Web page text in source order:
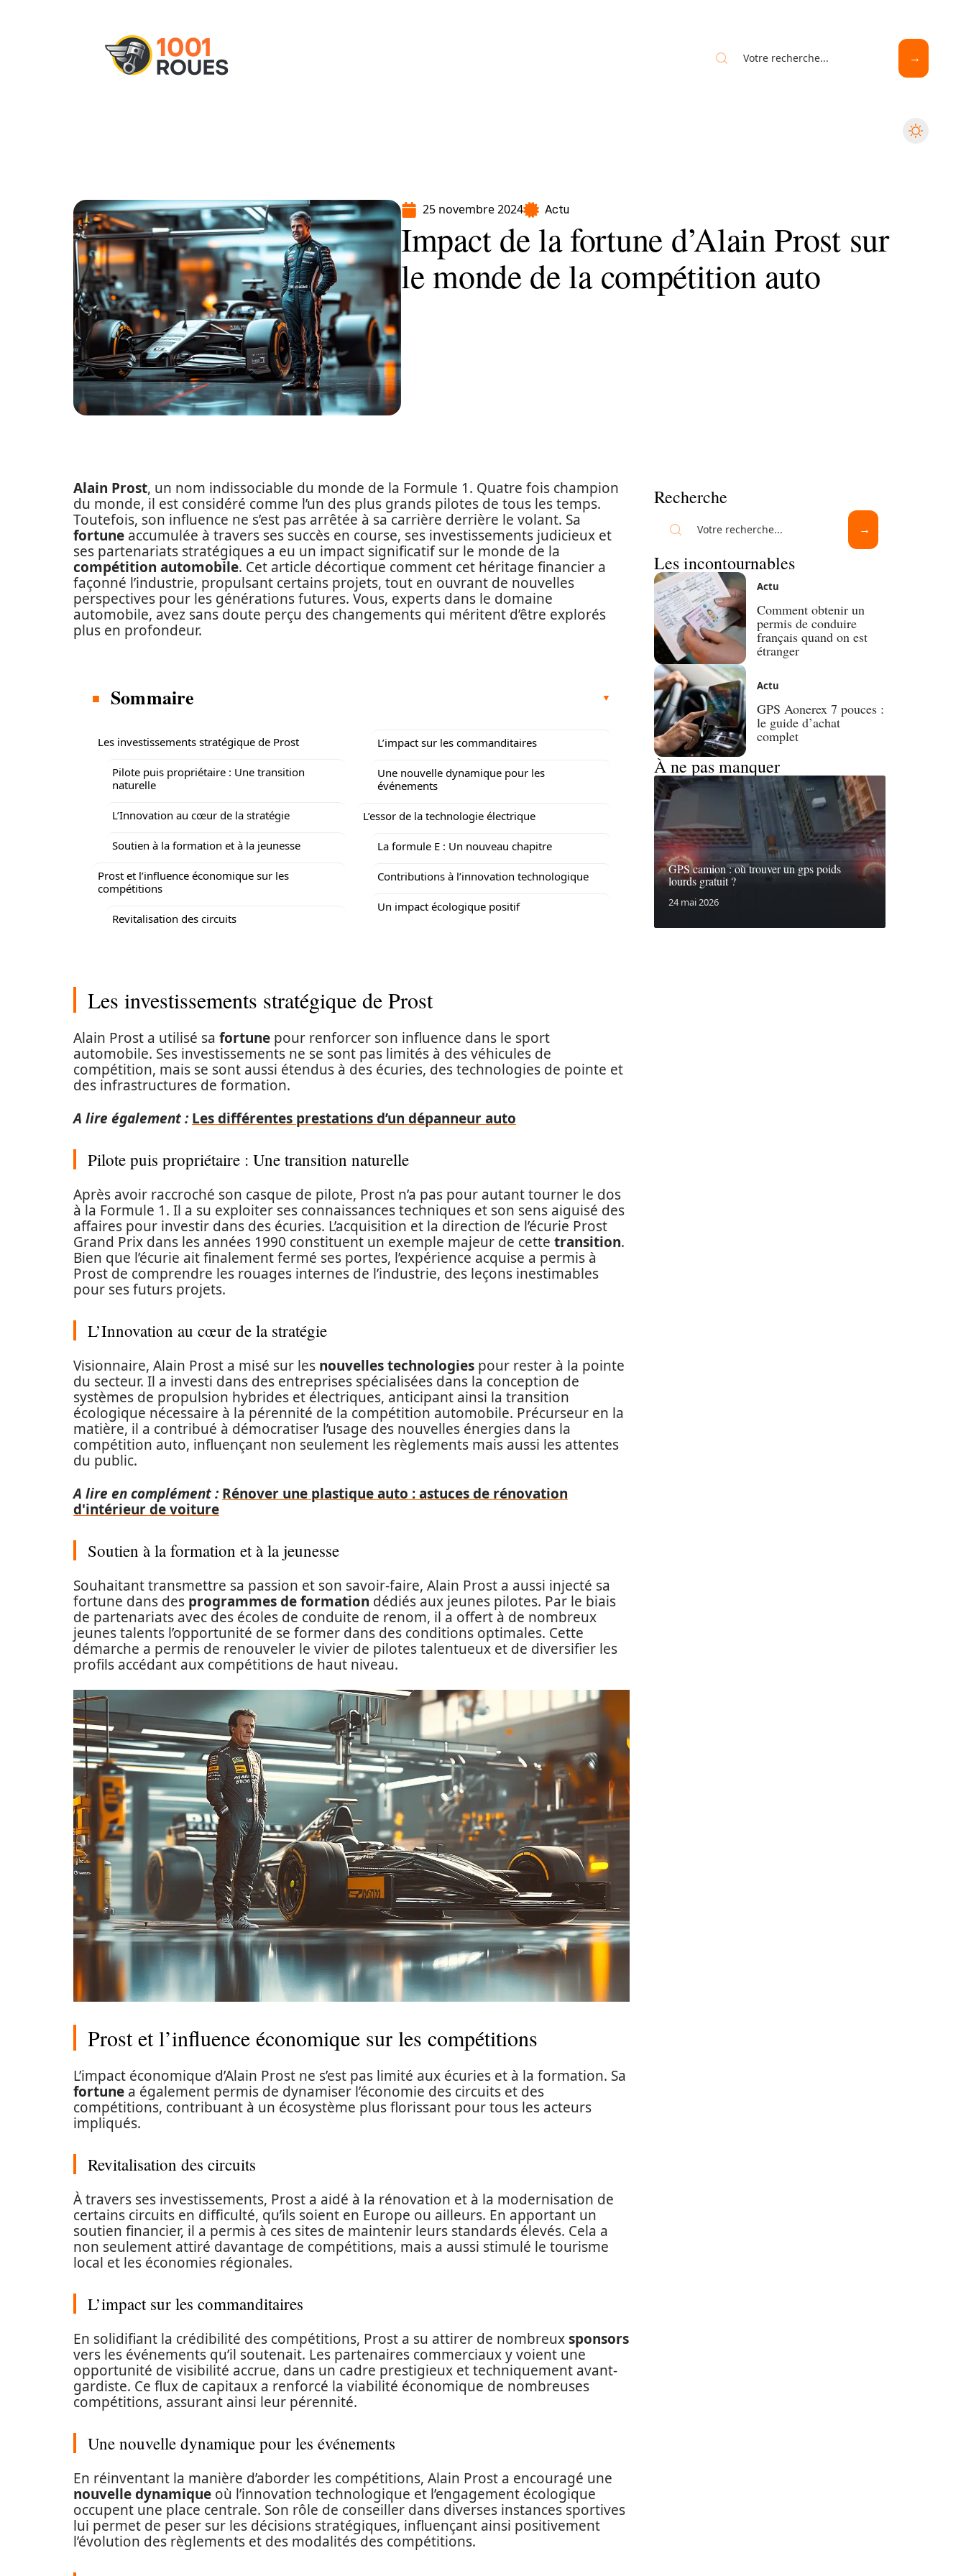
25 novembre 2024 Actu
Impact de la fortune d’Alain Prost sur
le monde de la compétition auto
Alain Prost, un nom indissociable du monde de la Formule 1. Quatre fois champion
du monde, il est considéré comme l’un des plus grands pilotes de tous les temps.
Toutefois, son influence ne s’est pas arrêtée à sa carrière derrière le volant. Sa
fortune accumulée à travers ses succès en course, ses investissements judicieux et
ses partenariats stratégiques a eu un impact significatif sur le monde de la
compétition automobile. Cet article décortique comment cet héritage financier a
façonné l’industrie, propulsant certains projets, tout en ouvrant de nouvelles
perspectives pour les générations futures. Vous, experts dans le domaine
automobile, avez sans doute perçu des changements qui méritent d’être explorés
plus en profondeur.
Sommaire
Les investissements stratégique de Prost
Pilote puis propriétaire : Une transition
naturelle
L’Innovation au cœur de la stratégie
Soutien à la formation et à la jeunesse
Prost et l’influence économique sur les
compétitions
Revitalisation des circuits
L’impact sur les commanditaires
Une nouvelle dynamique pour les
événements
L’essor de la technologie électrique
La formule E : Un nouveau chapitre
Contributions à l’innovation technologique
Un impact écologique positif
Les investissements stratégique de Prost
Alain Prost a utilisé sa fortune pour renforcer son influence dans le sport
automobile. Ses investissements ne se sont pas limités à des véhicules de
compétition, mais se sont aussi étendus à des écuries, des technologies de pointe et
des infrastructures de formation.
A lire également : Les différentes prestations d’un dépanneur auto
Pilote puis propriétaire : Une transition naturelle
Après avoir raccroché son casque de pilote, Prost n’a pas pour autant tourner le dos
à la Formule 1. Il a su exploiter ses connaissances techniques et son sens aiguisé des
affaires pour investir dans des écuries. L’acquisition et la direction de l’écurie Prost
Grand Prix dans les années 1990 constituent un exemple majeur de cette transition.
Bien que l’écurie ait finalement fermé ses portes, l’expérience acquise a permis à
Prost de comprendre les rouages internes de l’industrie, des leçons inestimables
pour ses futurs projets.
L’Innovation au cœur de la stratégie
Visionnaire, Alain Prost a misé sur les nouvelles technologies pour rester à la pointe
du secteur. Il a investi dans des entreprises spécialisées dans la conception de
systèmes de propulsion hybrides et électriques, anticipant ainsi la transition
écologique nécessaire à la pérennité de la compétition automobile. Précurseur en la
matière, il a contribué à démocratiser l’usage des nouvelles énergies dans la
compétition auto, influençant non seulement les règlements mais aussi les attentes
du public.
A lire en complément : Rénover une plastique auto : astuces de rénovation
d'intérieur de voiture
Soutien à la formation et à la jeunesse
Souhaitant transmettre sa passion et son savoir-faire, Alain Prost a aussi injecté sa
fortune dans des programmes de formation dédiés aux jeunes pilotes. Par le biais
de partenariats avec des écoles de conduite de renom, il a offert à de nombreux
jeunes talents l’opportunité de se former dans des conditions optimales. Cette
démarche a permis de renouveler le vivier de pilotes talentueux et de diversifier les
profils accédant aux compétitions de haut niveau.
Prost et l’influence économique sur les compétitions
L’impact économique d’Alain Prost ne s’est pas limité aux écuries et à la formation. Sa
fortune a également permis de dynamiser l’économie des circuits et des
compétitions, contribuant à un écosystème plus florissant pour tous les acteurs
impliqués.
Revitalisation des circuits
À travers ses investissements, Prost a aidé à la rénovation et à la modernisation de
certains circuits en difficulté, qu’ils soient en Europe ou ailleurs. En apportant un
soutien financier, il a permis à ces sites de maintenir leurs standards élevés. Cela a
non seulement attiré davantage de compétitions, mais a aussi stimulé le tourisme
local et les économies régionales.
L’impact sur les commanditaires
En solidifiant la crédibilité des compétitions, Prost a su attirer de nombreuxsponsors
vers les événements qu’il soutenait. Les partenaires commerciaux y voient une
opportunité de visibilité accrue, dans un cadre prestigieux et techniquement avant-
gardiste. Ce flux de capitaux a renforcé la viabilité économique de nombreuses
compétitions, assurant ainsi leur pérennité.
Une nouvelle dynamique pour les événements
En réinventant la manière d’aborder les compétitions, Alain Prost a encouragé une
nouvelle dynamique où l’innovation technologique et l’engagement écologique
occupent une place centrale. Son rôle de conseiller dans diverses instances sportives
lui permet de peser sur les décisions stratégiques, influençant ainsi positivement
l’évolution des règlements et des modalités des compétitions.
Recherche
Les incontournables
Actu
Comment obtenir un
permis de conduire
français quand on est
étranger
Actu
GPS Aonerex 7 pouces :
le guide d’achat
complet
À ne pas manquer
GPS camion : où trouver un gps poids
lourds gratuit ?
24 mai 2026